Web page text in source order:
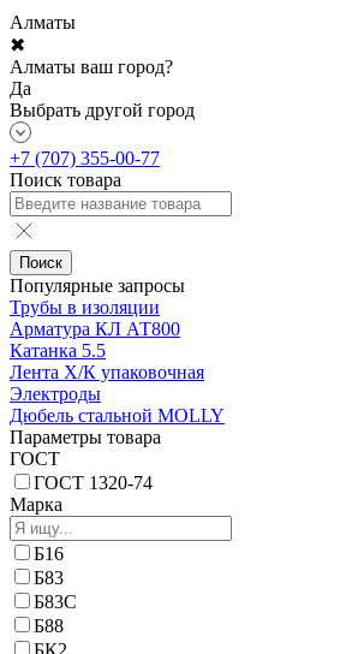
Алматы
✖
Алматы ваш город?
Да
Выбрать другой город
+7 (707) 355-00-77
Поиск товара
Поиск
Популярные запросы
Трубы в изоляции
Арматура КЛ АТ800
Катанка 5.5
Лента Х/К упаковочная
Электроды
Дюбель стальной MOLLY
Параметры товара
ГОСТ
ГОСТ 1320-74
Марка
Б16
Б83
Б83С
Б88